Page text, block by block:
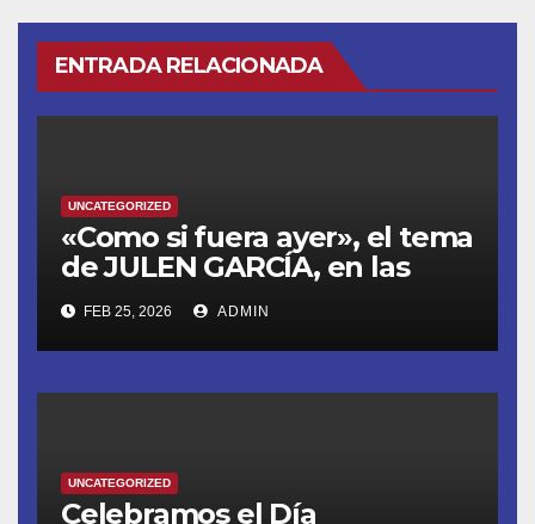
ENTRADA RELACIONADA
UNCATEGORIZED
«Como si fuera ayer», el tema
de JULEN GARCÍA, en las
sesiones de CRVDO
FEB 25, 2026 ADMIN
UNCATEGORIZED
Celebramos el Día